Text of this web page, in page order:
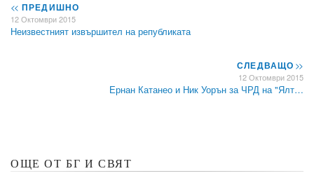
<< ПРЕДИШНО
12 Октомври 2015
Неизвестният извършител на републиката
СЛЕДВАЩО>>
12 Октомври 2015
Ернан Катанео и Ник Уорън за ЧРД на "Ялт…
ОЩЕ ОТ БГ И СВЯТ